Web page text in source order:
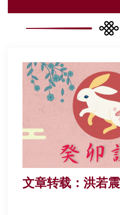
《新亚简讯》
《新亚书院概览》
其他书院出版
影片库
所有分类
书院快讯
学生发展
校友联系
文章转载：洪若